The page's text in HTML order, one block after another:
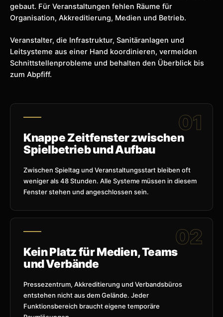
gebaut. Für Veranstaltungen fehlen Räume für
Organisation, Akkreditierung, Medien und Betrieb.
Veranstalter, die Infrastruktur, Sanitäranlagen und
Leitsysteme aus einer Hand koordinieren, vermeiden
Schnittstellenprobleme und behalten den Überblick bis
zum Abpfiff.
Knappe Zeitfenster zwischen
Spielbetrieb und Aufbau
Zwischen Spieltag und Veranstaltungsstart bleiben oft
weniger als 48 Stunden. Alle Systeme müssen in diesem
Fenster stehen und angeschlossen sein.
Kein Platz für Medien, Teams
und Verbände
Pressezentrum, Akkreditierung und Verbandsbüros
entstehen nicht aus dem Gelände. Jeder
Funktionsbereich braucht eigene temporäre